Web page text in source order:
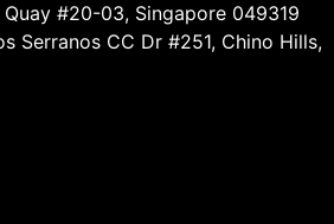
#20-03, Singapore 049319
Serranos CC Dr #251, Chino Hills,